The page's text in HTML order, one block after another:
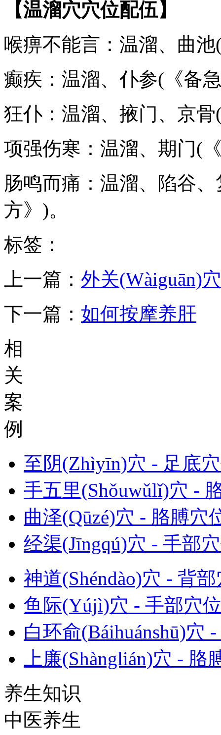
【温溜穴穴位配伍】
喉痹不能言：温溜、曲
癫疾：温溜、仆参(《备
狂仆：温溜、掖门、京
项强伤寒：温溜、期门(
肠鸣而痛：温溜、陷谷
方》)。
标签：
上一篇： 外关(Wàiguān)
下一篇： 如何按摩养肝
相
关
案
例
至阴(Zhìyīn)穴 - 足底
手五里(Shǒuwǔlǐ)穴 -
曲泽(Qūzé)穴 - 胳膊穴
经渠(Jīngqú)穴 - 手部
神道(Shéndào)穴 - 背
鱼际(Yújì)穴 - 手部穴
白环俞(Báihuánshū)穴
上廉(Shànglián)穴 - 胳
养生知识
中医养生